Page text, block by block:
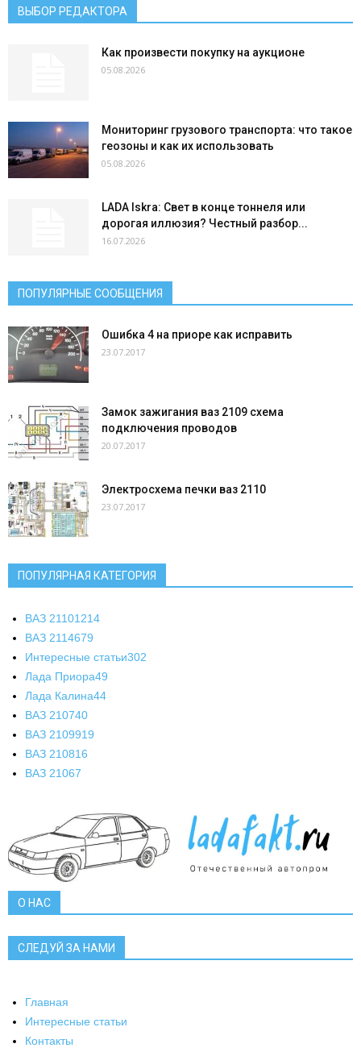
ВЫБОР РЕДАКТОРА
Как произвести покупку на аукционе
05.08.2026
Мониторинг грузового транспорта: что такое
геозоны и как их использовать
05.08.2026
LADA Iskra: Свет в конце тоннеля или
дорогая иллюзия? Честный разбор...
16.07.2026
ПОПУЛЯРНЫЕ СООБЩЕНИЯ
Ошибка 4 на приоре как исправить
23.07.2017
Замок зажигания ваз 2109 схема
подключения проводов
20.07.2017
Электросхема печки ваз 2110
23.07.2017
ПОПУЛЯРНАЯ КАТЕГОРИЯ
ВАЗ 21101214
ВАЗ 2114679
Интересные статьи302
Лада Приора49
Лада Калина44
ВАЗ 210740
ВАЗ 2109919
ВАЗ 210816
ВАЗ 21067
О НАС
СЛЕДУЙ ЗА НАМИ
Главная
Интересные статьи
Контакты